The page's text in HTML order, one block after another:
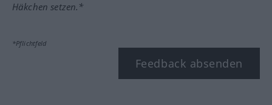
Häkchen setzen.*
*Pflichtfeld
Feedback absenden